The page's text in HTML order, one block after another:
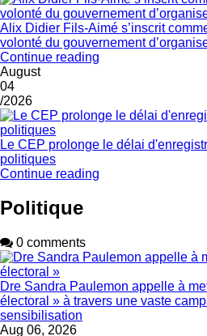
Alix Didier Fils-Aimé s’inscrit
volonté du gouvernement
Continue reading
August
04
/2026
Le CEP prolonge le délai
politiques
Continue reading
Politique
0 comments
Dre Sandra Paulemon appelle à
électoral » à travers une vaste
sensibilisation
Aug 06, 2026